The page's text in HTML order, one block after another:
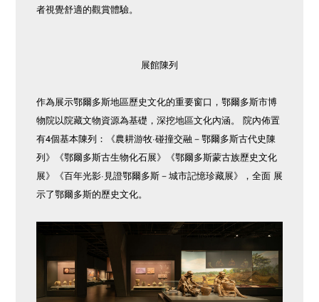
者視覺舒適的觀賞體驗。
展館陳列
作為展示鄂爾多斯地區歷史文化的重要窗口，鄂爾多斯市博
物院以院藏文物資源為基礎，深挖地區文化內涵。 院內佈置
有4個基本陳列：《農耕游牧·碰撞交融－鄂爾多斯古代史陳
列》《鄂爾多斯古生物化石展》《鄂爾多斯蒙古族歷史文化
展》《百年光影·見證鄂爾多斯－城市記憶珍藏展》，全面 展
示了鄂爾多斯的歷史文化。